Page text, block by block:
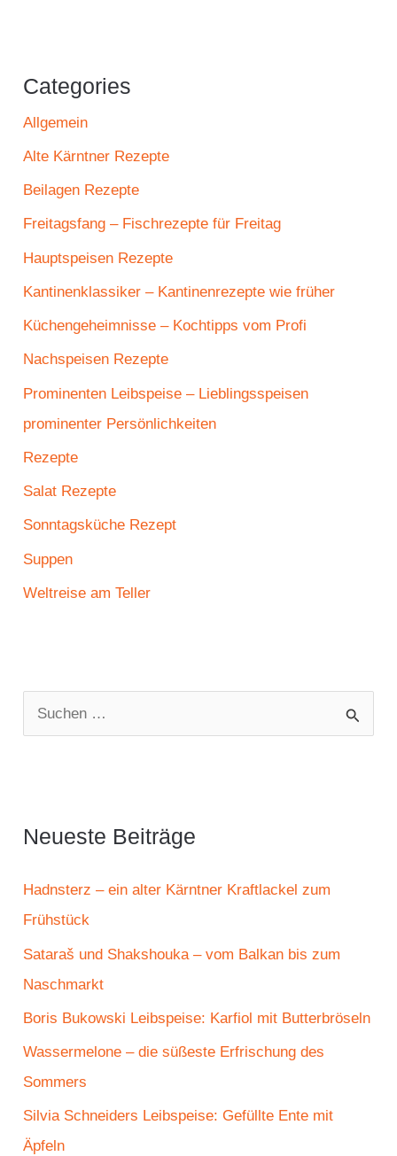
Categories
Allgemein
Alte Kärntner Rezepte
Beilagen Rezepte
Freitagsfang – Fischrezepte für Freitag
Hauptspeisen Rezepte
Kantinenklassiker – Kantinenrezepte wie früher
Küchengeheimnisse – Kochtipps vom Profi
Nachspeisen Rezepte
Prominenten Leibspeise – Lieblingsspeisen
prominenter Persönlichkeiten
Rezepte
Salat Rezepte
Sonntagsküche Rezept
Suppen
Weltreise am Teller
u
e
n
a
c
h
Neueste Beiträge
Hadnsterz – ein alter Kärntner Kraftlackel zum
Frühstück
Sataraš und Shakshouka – vom Balkan bis zum
Naschmarkt
Boris Bukowski Leibspeise: Karfiol mit Butterbröseln
Wassermelone – die süßeste Erfrischung des
Sommers
Silvia Schneiders Leibspeise: Gefüllte Ente mit
Äpfeln